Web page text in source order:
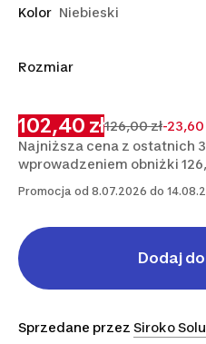
Kolor Niebieski
Rozmiar
102,40 zł126,00 zł-23,60
Najniższa cena z ostatnich
wprowadzeniem obniżki
Promocja od 8.07.2026 do
Dodaj
Sprzedane przez Siroko